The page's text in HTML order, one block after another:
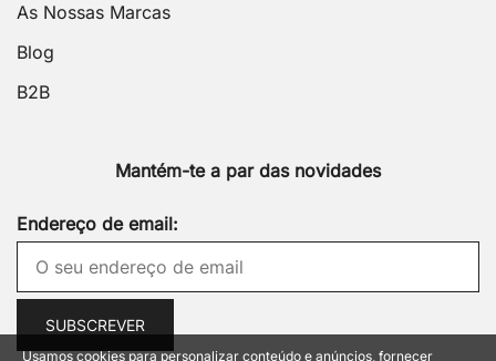
As Nossas Marcas
Blog
B2B
Mantém-te a par das novidades
Endereço de email:
Usamos cookies para personalizar conteúdo e anúncios, fornecer